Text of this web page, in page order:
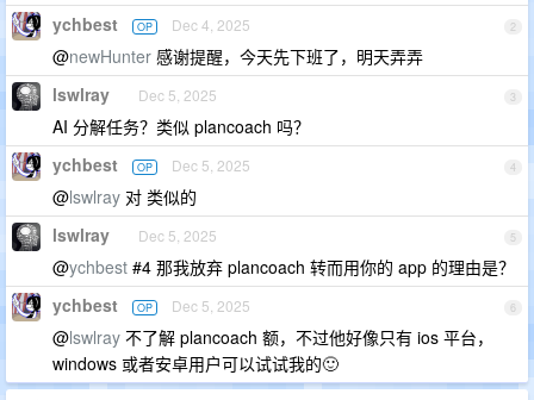
2
ychbest OP Dec 4, 2025
@newHunter 感谢提醒，今天先下班了，明天弄弄
3
lswlray Dec 5, 2025
AI 分解任务？类似 plancoach 吗？
4
ychbest OP Dec 5, 2025
@lswlray 对 类似的
5
lswlray Dec 5, 2025
@ychbest #4 那我放弃 plancoach 转而用你的 app 的理由是？
6
ychbest OP Dec 5, 2025
@lswlray 不了解 plancoach 额，不过他好像只有 ios 平台，
windows 或者安卓用户可以试试我的🙂